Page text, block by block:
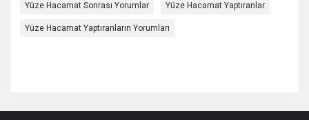
Yüze Hacamat Sonrası Yorumlar Yüze Hacamat Yaptıranlar
Yüze Hacamat Yaptıranların Yorumları